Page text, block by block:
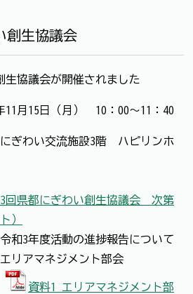
創生協議会
協議会が開催されました
15日（月） 10：00～11：40
わい交流施設3階 ハピリンホ
回県都にぎわい創生協議会 次第
）
動の進捗報告について
ジメント部会
資料1 エリアマネジメント部